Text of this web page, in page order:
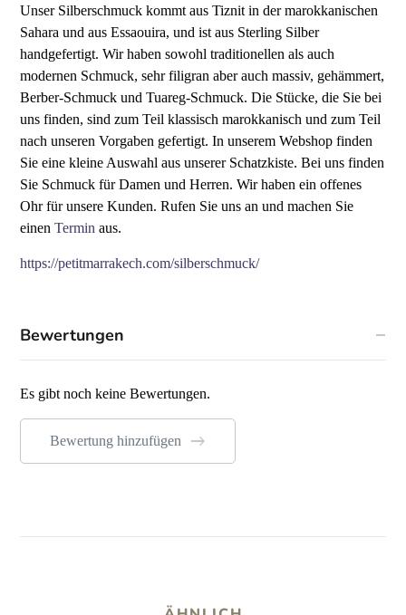
Unser Silberschmuck kommt aus Tiznit in der marokkanischen
Sahara und aus Essaouira, und ist aus Sterling Silber
handgefertigt. Wir haben sowohl traditionellen als auch
modernen Schmuck, sehr filigran aber auch massiv, gehämmert,
Berber-Schmuck und Tuareg-Schmuck. Die Stücke, die Sie bei
uns finden, sind zum Teil klassisch marokkanisch und zum Teil
nach unseren Vorgaben gefertigt. In unserem Webshop finden
Sie eine kleine Auswahl aus unserer Schatzkiste. Bei uns finden
Sie Schmuck für Damen und Herren. Wir haben ein offenes
Ohr für unsere Kunden. Rufen Sie uns an und machen Sie
einenTermin aus.
https://petitmarrakech.com/silberschmuck/
Bewertungen
Es gibt noch keine Bewertungen.
Bewertung hinzufügen